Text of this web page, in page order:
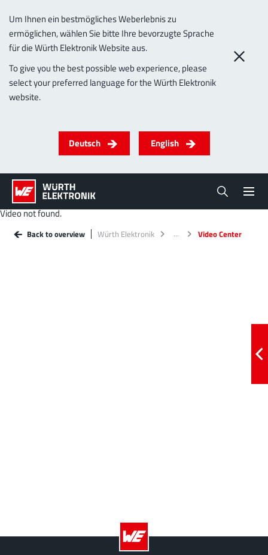
Um Ihnen ein bestmögliches Weberlebnis zu
ermöglichen, wählen Sie bitte Ihre bevorzugte Sprache
für die Würth Elektronik Website aus.
To give you the best possible web experience, please
select your preferred language for the Würth Elektronik
website.
Deutsch English
Back to overview Würth Elektronik Video Center
Video not found.